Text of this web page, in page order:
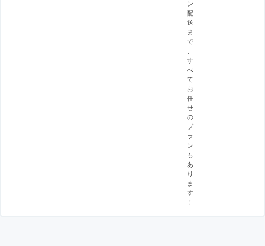
ン
配
送
ま
で
、
す
べ
て
お
任
せ
の
プ
ラ
ン
も
あ
り
ま
す
！